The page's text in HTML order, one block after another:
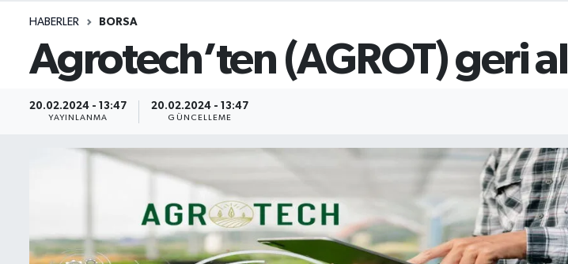
HABERLER BORSA
Agrotech’ten (AGROT) geri
20.02.2024 - 13:47
YAYINLANMA
20.02.2024 - 13:47
GÜNCELLEME
İletişim
Künye
Yasal Uyarı